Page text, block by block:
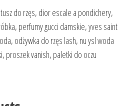
do rzęs, dior escale a pondichery,
perfumy gucci damskie, yves saint
odżywka do rzęs lash, nu ysl woda
proszek vanish, paletki do oczu